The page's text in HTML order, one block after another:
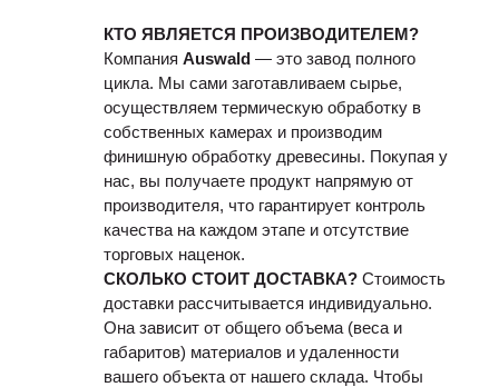
КТО ЯВЛЯЕТСЯ ПРОИЗВОДИТЕЛЕМ?
Компания Auswald— это завод полного
цикла. Мы сами заготавливаем сырье,
осуществляем термическую обработку в
собственных камерах и производим
финишную обработку древесины. Покупая у
нас, вы получаете продукт напрямую от
производителя, что гарантирует контроль
качества на каждом этапе и отсутствие
торговых наценок.
СКОЛЬКО СТОИТ ДОСТАВКА? Стоимость
доставки рассчитывается индивидуально.
Она зависит от общего объема (веса и
габаритов) материалов и удаленности
вашего объекта от нашего склада. Чтобы